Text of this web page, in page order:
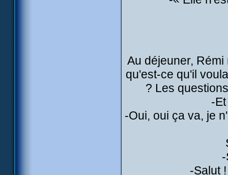
Au déjeuner,
qu'est-ce qu'il
? Les
-
-Oui, oui ça va, je
-Salut